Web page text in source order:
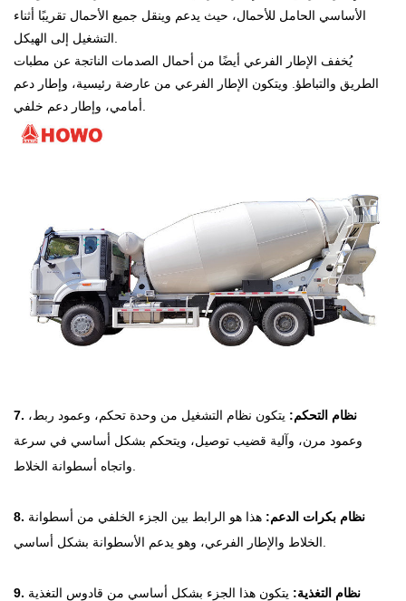
الأساسي الحامل للأحمال، حيث يدعم وينقل جميع الأحمال تقريبًا أثناء
يُخفف الإطار الفرعي أيضًا من أحمال الصدمات الناتجة عن مطبات
الطريق والتباطؤ. ويتكون الإطار الفرعي من عارضة رئيسية، وإطار دعم
7. نظام التحكم: يتكون نظام التشغيل من وحدة تحكم، وعمود ربط،
وعمود مرن، وآلية قضيب توصيل، ويتحكم بشكل أساسي في سرعة
8. نظام بكرات الدعم: هذا هو الرابط بين الجزء الخلفي من أسطوانة
9. نظام التغذية: يتكون هذا الجزء بشكل أساسي من قادوس التغذية